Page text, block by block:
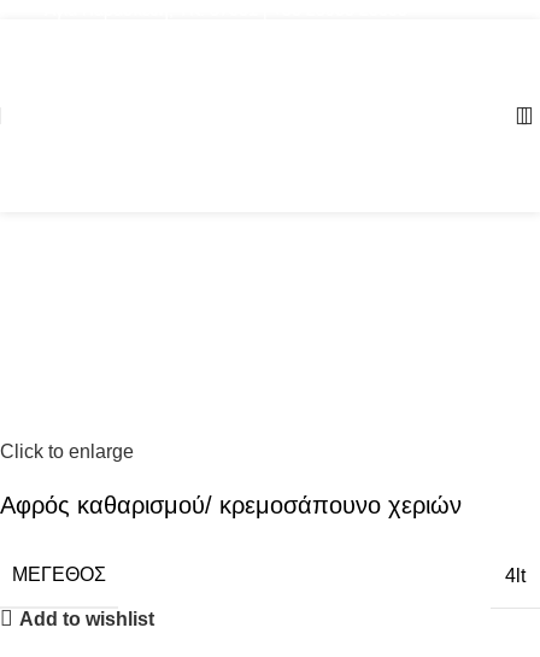
Click to enlarge
Αφρός καθαρισμού/ κρεμοσάπουνο χεριών
ΜΈΓΕΘΟΣ 4lt
Add to wishlist